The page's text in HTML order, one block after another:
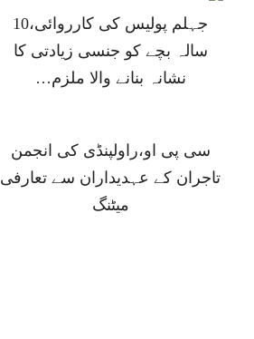
جہلم پولیس کی کارروائی،10
سالہ بچے کو جنسی زیادتی کا
نشانہ بنانے والا ملزم…
سی پی او،راولپنڈی کی انجمن
تاجران کے عہدیداران سے تعارفی
میٹنگ